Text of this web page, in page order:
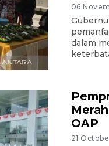
06
dalam
OAP
21